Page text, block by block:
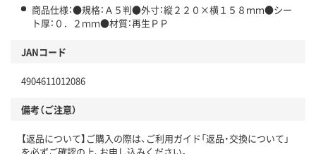
商品仕様：●規格：Ａ５判●外寸：縦２２０×横１５８ｍｍ●シー
ト厚：０．２ｍｍ●材質：再生ＰＰ
JANコード
4904611012086
備考（ご注意）
【返品について】ご購入の際は、ご利用ガイド「返品・交換について」
を必ずご確認の上、お申し込みください。